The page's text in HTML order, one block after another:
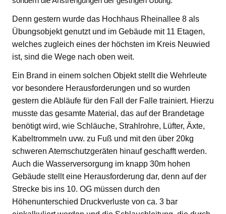
Denn gestern wurde das Hochhaus Rheinallee 8 als
Übungsobjekt genutzt und im Gebäude mit 11 Etagen,
welches zugleich eines der höchsten im Kreis Neuwied
ist, sind die Wege nach oben weit.
Ein Brand in einem solchen Objekt stellt die Wehrleute
vor besondere Herausforderungen und so wurden
gestern die Abläufe für den Fall der Falle trainiert. Hierzu
musste das gesamte Material, das auf der Brandetage
benötigt wird, wie Schläuche, Strahlrohre, Lüfter, Äxte,
Kabeltrommeln uvw. zu Fuß und mit den über 20kg
schweren Atemschutzgeräten hinauf geschafft werden.
Auch die Wasserversorgung im knapp 30m hohen
Gebäude stellt eine Herausforderung dar, denn auf der
Strecke bis ins 10. OG müssen durch den
Höhenunterschied Druckverluste von ca. 3 bar